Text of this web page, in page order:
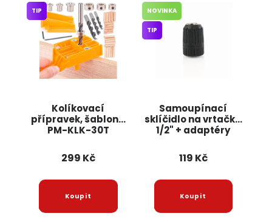
Kolíkovací
přípravek, šablona
PM-KLK-30T
TIP
299 Kč
Samoupínací
sklíčidlo na vrtačku
1/2" + adaptéry
NOVINKA
TIP
119 Kč